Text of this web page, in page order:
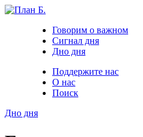
Говорим о важном
Сигнал дня
Дно дня
Поддержите нас
О нас
Поиск
Дно дня